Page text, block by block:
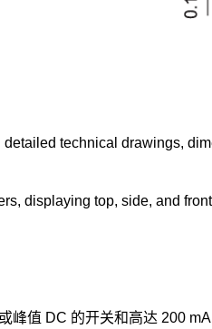
峰值 DC 的开关和高达 200